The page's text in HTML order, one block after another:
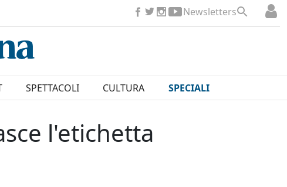
Newsletters
SPETTACOLI CULTURA SPECIALI
l'etichetta